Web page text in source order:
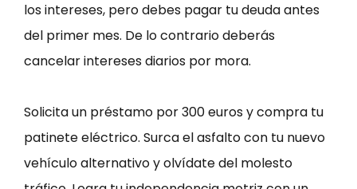
los intereses, pero debes pagar tu deuda antes
del primer mes. De lo contrario deberás
cancelar intereses diarios por mora.
Solicita un préstamo por 300 euros y compra tu
patinete eléctrico. Surca el asfalto con tu nuevo
vehículo alternativo y olvídate del molesto